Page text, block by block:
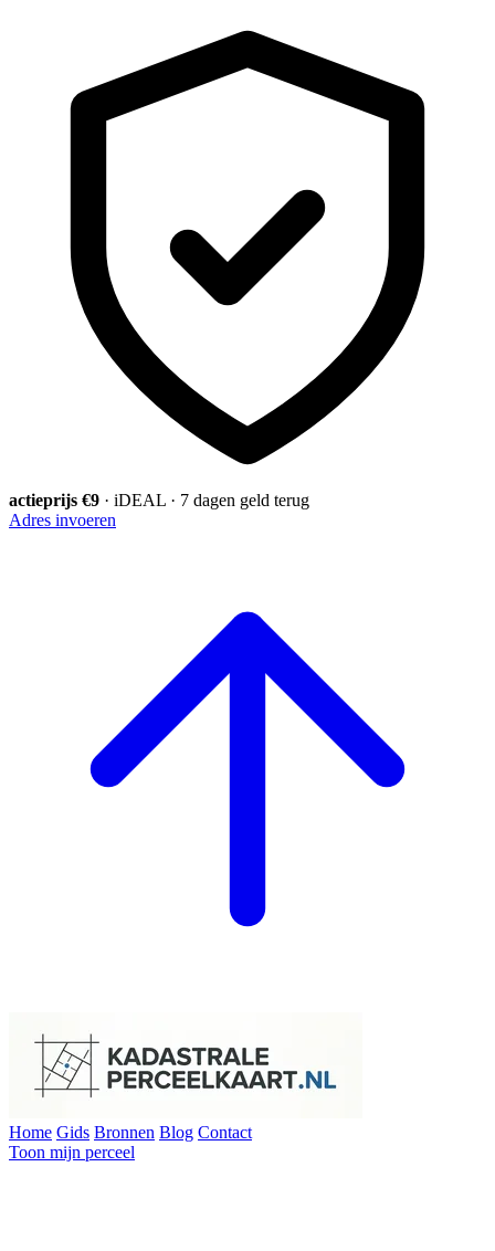
actieprijs €9 · iDEAL · 7 dagen geld terug
Adres invoeren
Home Gids Bronnen Blog Contact
Toon mijn perceel